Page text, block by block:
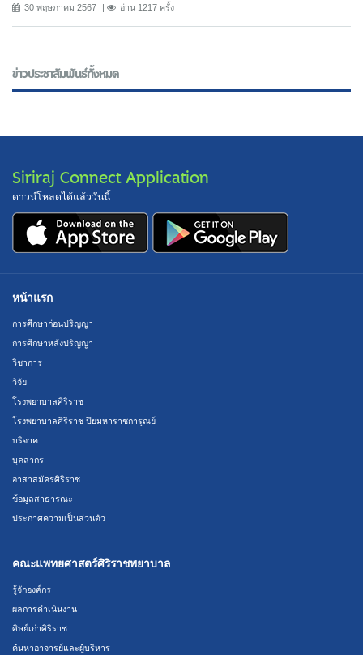
30 พฤษภาคม 2567 อ่าน 1217 ครั้ง
ข่าวประชาสัมพันธ์ทั้งหมด
Siriraj Connect Application
ดาวน์โหลดได้แล้ววันนี้
หน้าแรก
การศึกษาก่อนปริญญา
การศึกษาหลังปริญญา
วิชาการ
วิจัย
โรงพยาบาลศิริราช
โรงพยาบาลศิริราช ปิยมหาราชการุณย์
บริจาค
บุคลากร
อาสาสมัครศิริราช
ข้อมูลสาธารณะ
ประกาศความเป็นส่วนตัว
คณะแพทยศาสตร์ศิริราชพยาบาล
รู้จักองค์กร
ผลการดำเนินงาน
ศิษย์เก่าศิริราช
ค้นหาอาจารย์และผู้บริหาร